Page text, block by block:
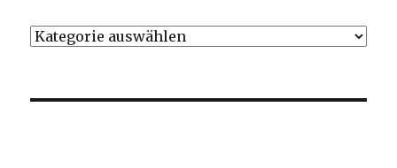
Kategorien